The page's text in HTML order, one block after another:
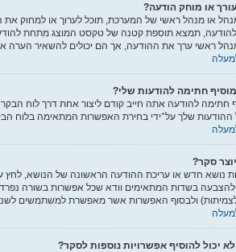
עורך או מוחק הודעה?
או מנהל ראשי של המערכת, תוכל לערוך או למחוק
להודעה, תמצא תוספת קטנה של טקסט המוצג מתחת
ראשי ערך את ההודעה, אך הם יכולים להשאיר הערה
מוסיף חתימה להודעות שלי?
חתימה להודעה אתה חייב קודם ליצור אחת דרך לוח
שלך על־ידי בחירת האפשרות המתאימה בלוח
סקר?
נושא חדש או עריכת ההודעה הראשונה של הנושא, לחץ
להצבעה בשדות המתאימים וודא שכל אפשרות בשורה
לא יכול להוסיף אפשרויות נוספות לסקר?